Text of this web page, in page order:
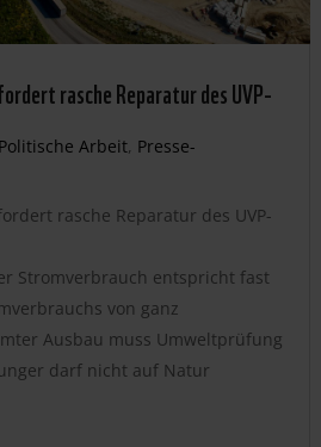
rasche Reparatur des UVP-
Politische Arbeit, Presse-
rasche Reparatur des UVP-
Stromverbrauch entspricht fast
von ganz
Ausbau muss Umweltprüfung
darf nicht auf Natur